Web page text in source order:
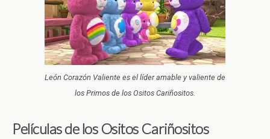
León Corazón Valiente es el líder amable y valiente de
los Primos de los Ositos Cariñositos.
Películasde los Ositos Cariñositos